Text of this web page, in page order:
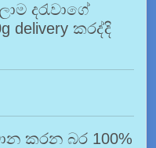
දරැවාගේ
delivery කරද්දි
කරන බර 100%